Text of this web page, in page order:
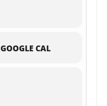
GOOGLE CAL